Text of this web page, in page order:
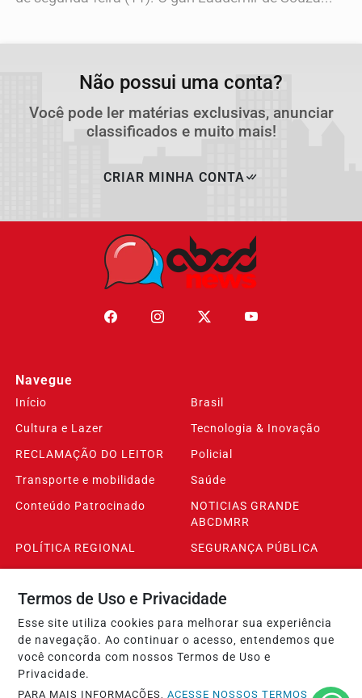
Não possui uma conta?
Você pode ler matérias exclusivas, anunciar
classificados e muito mais!
CRIAR MINHA CONTA
Navegue
Início
Brasil
Cultura e Lazer
Tecnologia & Inovação
RECLAMAÇÃO DO LEITOR
Policial
Transporte e mobilidade
Saúde
Conteúdo Patrocinado
NOTICIAS GRANDE
ABCDMRR
POLÍTICA REGIONAL
SEGURANÇA PÚBLICA
Esporte
INFLAESTRUTURA
Famosos e Celebridades
Santo André
São Bernardo do Campo
ESPAÇO DO SEGUIDOR
Baixada Santista
Termos de Uso e Privacidade
Esse site utiliza cookies para melhorar sua experiência
de navegação. Ao continuar o acesso, entendemos que
você concorda com nossos Termos de Uso e
Privacidade.
PARA MAIS INFORMAÇÕES,ACESSE NOSSOS TERMOS